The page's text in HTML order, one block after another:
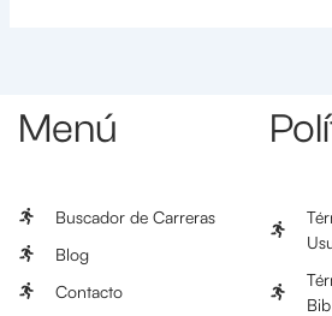
Menú
Buscador de Carreras
Blog
Contacto